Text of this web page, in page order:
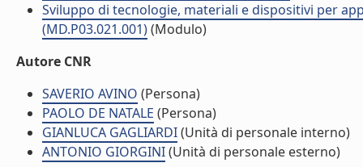
Sviluppo di tecnologie, materiali e dispositivi per
(MD.P03.021.001)(Modulo)
Autore CNR
SAVERIO AVINO (Persona)
PAOLO DE NATALE (Persona)
GIANLUCA GAGLIARDI(Unità di personale interno)
ANTONIO GIORGINI(Unità di personale esterno)